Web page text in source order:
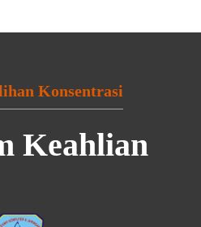
Konsentrasi
Keahlian